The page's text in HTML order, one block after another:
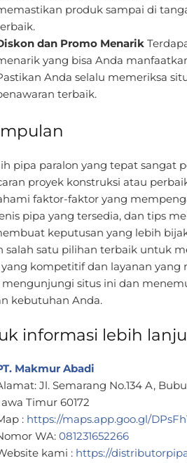
produk sampai di
dan Promo Menarik
yang bisa Anda
Anda selalu memeriksa
terbaik.
pipa paralon yang tepat sangat
proyek konstruksi atau
faktor-faktor yang
pipa yang tersedia, dan tips
keputusan yang lebih
salah satu pilihan terbaik untuk
kompetitif dan layanan yang
situs ini dan
kebutuhan Anda.
informasi lebih
Makmur Abadi
Jl. Semarang No.134 A,
Timur 60172
: https://maps.app.goo.gl/
WA: 081231652266
kami : https://